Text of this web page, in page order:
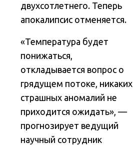
двухсотлетнего. Теперь
апокалипсис отменяется.
«Температура будет
понижаться,
откладывается вопрос о
грядущем потоке, никаких
страшных аномалий не
приходится ожидать», —
прогнозирует ведущий
научный сотрудник